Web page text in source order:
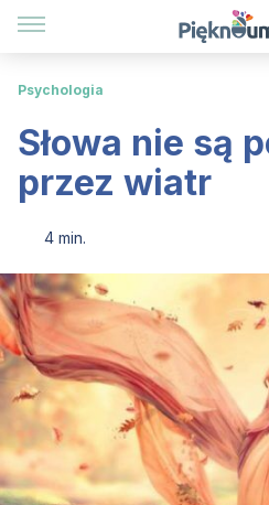
Psychologia
Słowa nie są
przez wiatr
4 min.